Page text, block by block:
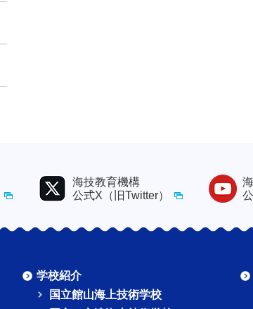
海技教育機構
公式X（旧Twitter）
学校紹介
国立館山海上技術学校